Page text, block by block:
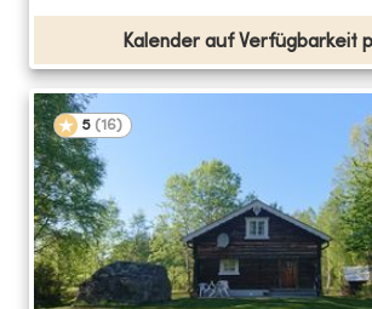
Kalender auf Verfügbarkeit
5 (16)